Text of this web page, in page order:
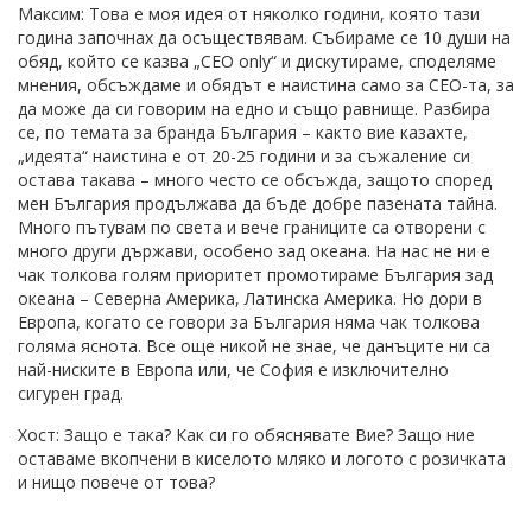
Максим: Това е моя идея от няколко години, която тази
година започнах да осъществявам. Събираме се 10 души на
обяд, който се казва „CEO only“ и дискутираме, споделяме
мнения, обсъждаме и обядът е наистина само за CEO-та, за
да може да си говорим на едно и също равнище. Разбира
се, по темата за бранда България – както вие казахте,
„идеята“ наистина е от 20-25 години и за съжаление си
остава такава – много често се обсъжда, защото според
мен България продължава да бъде добре пазената тайна.
Много пътувам по света и вече границите са отворени с
много други държави, особено зад океана. На нас не ни е
чак толкова голям приоритет промотираме България зад
океана – Северна Америка, Латинска Америка. Но дори в
Европа, когато се говори за България няма чак толкова
голяма яснота. Все още никой не знае, че данъците ни са
най-ниските в Европа или, че София е изключително
сигурен град.
Хост: Защо е така? Как си го обяснявате Вие? Защо ние
оставаме вкопчени в киселото мляко и логото с розичката
и нищо повече от това?